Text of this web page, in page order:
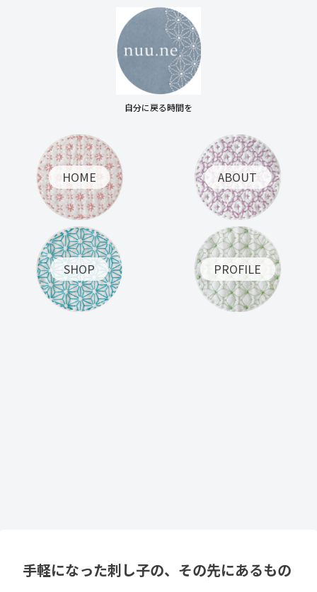
自分に戻る時間を
HOME ABOUT
SHOP PROFILE
手軽になった刺し子の、その先にあるもの